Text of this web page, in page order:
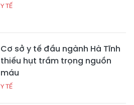
Y TẾ
Cơ sở y tế đầu ngành Hà Tĩnh
thiếu hụt trầm trọng nguồn
máu
Y TẾ